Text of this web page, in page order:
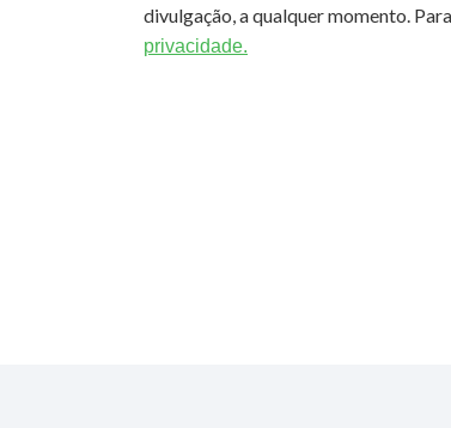
divulgação, a qualquer momento.
privacidade.